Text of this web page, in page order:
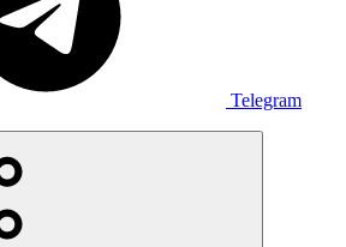
Telegram